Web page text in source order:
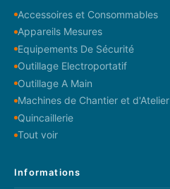
Accessoires et Consommables
Appareils Mesures
Equipements De Sécurité
Outillage Electroportatif
Outillage A Main
Machines de Chantier et d'Atelier
Quincaillerie
Tout voir
Informations